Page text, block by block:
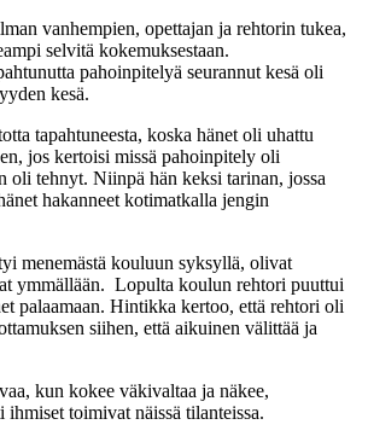
vanhempien, opettajan ja rehtorin tukea,
selvitä kokemuksestaan.
pahoinpitelyä seurannut kesä oli
kesä.
tapahtuneesta, koska hänet oli uhattu
jos kertoisi missä pahoinpitely oli
oli tehnyt. Niinpä hän keksi tarinan, jossa
hakanneet kotimatkalla jengin
menemästä kouluun syksyllä, olivat
ymmällään. Lopulta koulun rehtori puuttui
palaamaan. Hintikka kertoo, että rehtori oli
siihen, että aikuinen välittää ja
kun kokee väkivaltaa ja näkee,
ihmiset toimivat näissä tilanteissa.